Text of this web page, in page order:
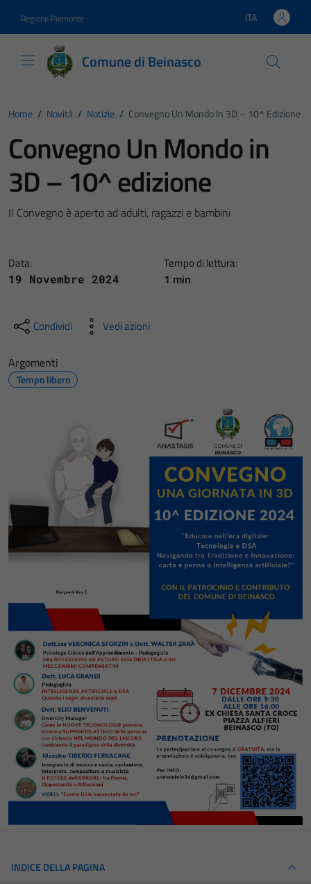
Regione Piemonte Lingua attiva:
ITA
Comune di Beinasco
Home / Novità / Notizie / Convegno Un Mondo In 3D – 10^ Edizione
Convegno Un Mondo in
3D – 10^ edizione
Il Convegno è aperto ad adulti, ragazzi e bambini
Data:
19 Novembre 2024
Tempo di lettura:
1 min
Condividi Vedi azioni
Argomenti
Tempo libero
INDICE DELLA PAGINA